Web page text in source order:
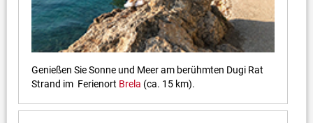
Genießen Sie Sonne und Meer am berühmten Dugi Rat
Strand im Ferienort Brela (ca. 15 km).